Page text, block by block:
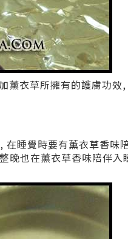
衣草所擁有的護膚功效
睡覺時要有薰衣草香味
也在薰衣草香味陪伴入